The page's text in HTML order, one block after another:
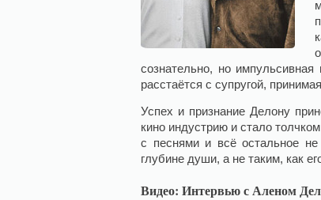
сознательно, но
расстаётся с супругой,
Успех и признание Делону
кино индустрию и стало
с песнями и всё остальное
глубине души, а не таким, как
Видео: Интервью с Аленом